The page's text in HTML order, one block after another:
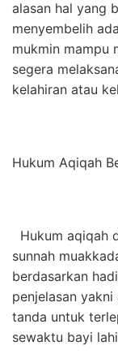
alasan hal yang
menyembelih
mukmin mampu
segera
kelahiran atau
Hukum Aqiqah
Hukum aqiqah
sunnah
berdasarkan
penjelasan
tanda untuk
sewaktu bayi